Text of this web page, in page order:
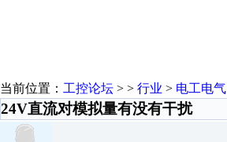
当前位置： 工控论坛 > > 行业 > 电工电气
24V直流对模拟量有没有干扰